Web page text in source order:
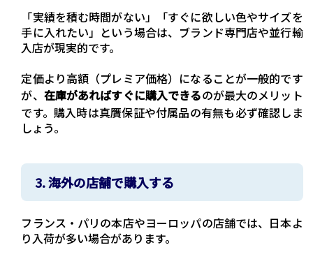
「実績を積む時間がない」「すぐに欲しい色やサイズを
手に入れたい」という場合は、ブランド専門店や並行輸
入店が現実的です。
定価より高額（プレミア価格）になることが一般的です
が、 在庫があればすぐに購入できるのが最大のメリット
です。購入時は真贋保証や付属品の有無も必ず確認しま
しょう。
3. 海外の店舗で購入する
フランス・パリの本店やヨーロッパの店舗では、日本よ
り入荷が多い場合があります。